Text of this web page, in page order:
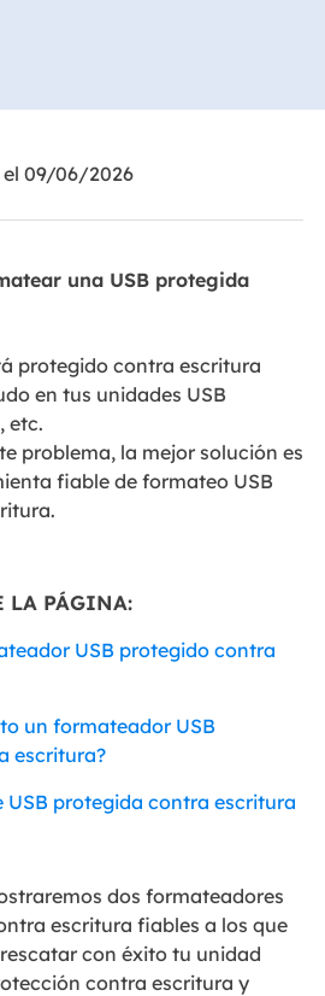
09/06/2026
una USB protegida
protegido contra escritura
en tus unidades USB
etc.
problema, la mejor solución es
fiable de formateo USB
LA PÁGINA:
USB protegido contra
un formateador USB
escritura?
USB protegida contra escritura
dos formateadores
escritura fiables a los que
con éxito tu unidad
contra escritura y